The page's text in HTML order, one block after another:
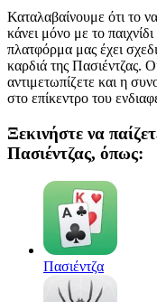
Καταλαβαίνουμε ότι το
κάνει μόνο με το
πλατφόρμα μας έχει
καρδιά της Πασιέντζας.
αντιμετωπίζετε και η
στο επίκεντρο του
Ξεκινήστε να
Πασιέντζας, όπως:
Πασιέντζα